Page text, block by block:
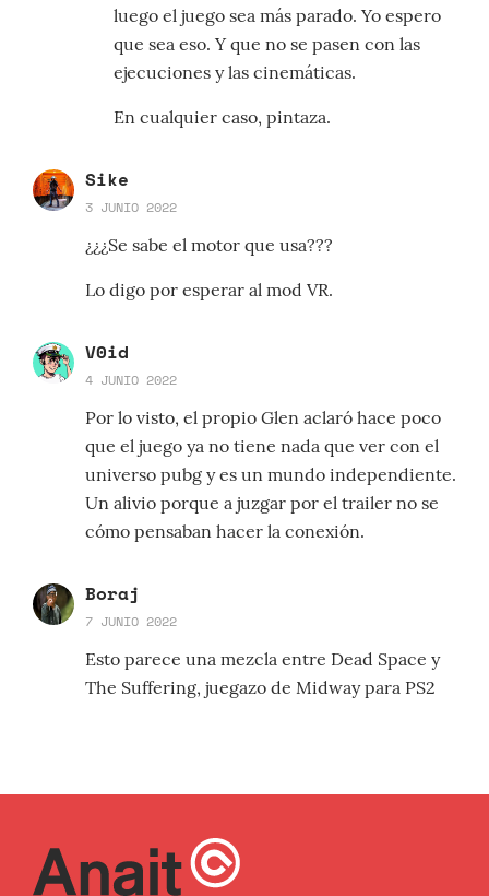
luego el juego sea más parado. Yo espero
que sea eso. Y que no se pasen con las
ejecuciones y las cinemáticas.
En cualquier caso, pintaza.
Sike
3 JUNIO 2022
¿¿¿Se sabe el motor que usa???
Lo digo por esperar al mod VR.
V0id
4 JUNIO 2022
Por lo visto, el propio Glen aclaró hace poco
que el juego ya no tiene nada que ver con el
universo pubg y es un mundo independiente.
Un alivio porque a juzgar por el trailer no se
cómo pensaban hacer la conexión.
Boraj
7 JUNIO 2022
Esto parece una mezcla entre Dead Space y
The Suffering, juegazo de Midway para PS2